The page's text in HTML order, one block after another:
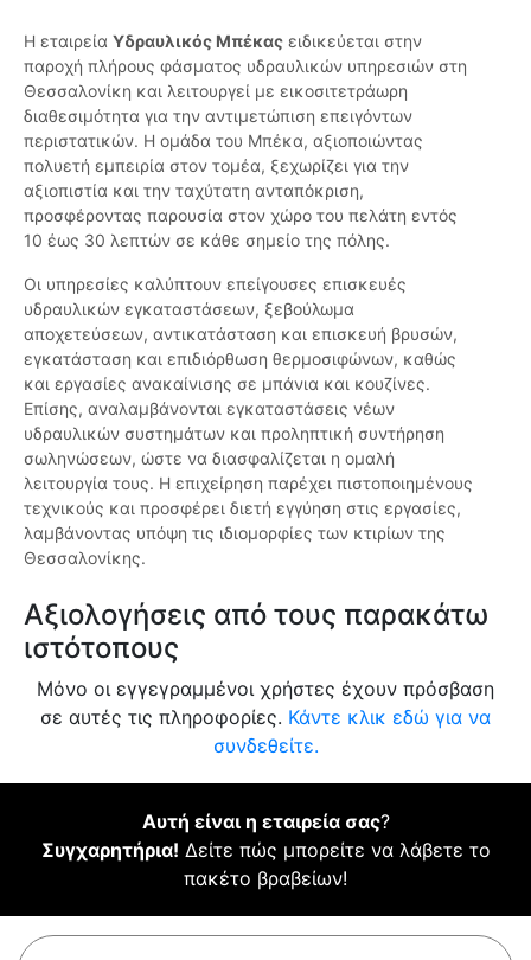
Η εταιρεία Υδραυλικός Μπέκας ειδικεύεται στην
παροχή πλήρους φάσματος υδραυλικών υπηρεσιών στη
Θεσσαλονίκη και λειτουργεί με εικοσιτετράωρη
διαθεσιμότητα για την αντιμετώπιση επειγόντων
περιστατικών. Η ομάδα του Μπέκα, αξιοποιώντας
πολυετή εμπειρία στον τομέα, ξεχωρίζει για την
αξιοπιστία και την ταχύτατη ανταπόκριση,
προσφέροντας παρουσία στον χώρο του πελάτη εντός
10 έως 30 λεπτών σε κάθε σημείο της πόλης.
Οι υπηρεσίες καλύπτουν επείγουσες επισκευές
υδραυλικών εγκαταστάσεων, ξεβούλωμα
αποχετεύσεων, αντικατάσταση και επισκευή βρυσών,
εγκατάσταση και επιδιόρθωση θερμοσιφώνων, καθώς
και εργασίες ανακαίνισης σε μπάνια και κουζίνες.
Επίσης, αναλαμβάνονται εγκαταστάσεις νέων
υδραυλικών συστημάτων και προληπτική συντήρηση
σωληνώσεων, ώστε να διασφαλίζεται η ομαλή
λειτουργία τους. Η επιχείρηση παρέχει πιστοποιημένους
τεχνικούς και προσφέρει διετή εγγύηση στις εργασίες,
λαμβάνοντας υπόψη τις ιδιομορφίες των κτιρίων της
Θεσσαλονίκης.
Αξιολογήσεις από τους παρακάτω
ιστότοπους
Μόνο οι εγγεγραμμένοι χρήστες έχουν πρόσβαση
σε αυτές τις πληροφορίες. Κάντε κλικ εδώ για να
συνδεθείτε.
Αυτή είναι η εταιρεία σας?
Συγχαρητήρια! Δείτε πώς μπορείτε να λάβετε το
πακέτο βραβείων!